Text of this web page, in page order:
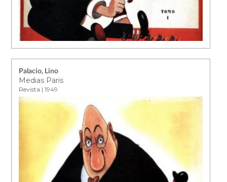
Palacio, Lino
Medias Paris
Revista | 1949